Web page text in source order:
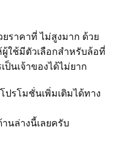
ยราคาที่ ไม่สูงมาก ด้วย
ผู้ใช้มีตัวเลือกสำหรับล้อที่
นเจ้าของได้ไม่ยาก
รโมชั่นเพิ่มเติมได้ทาง
นล่างนี้เลยครับ